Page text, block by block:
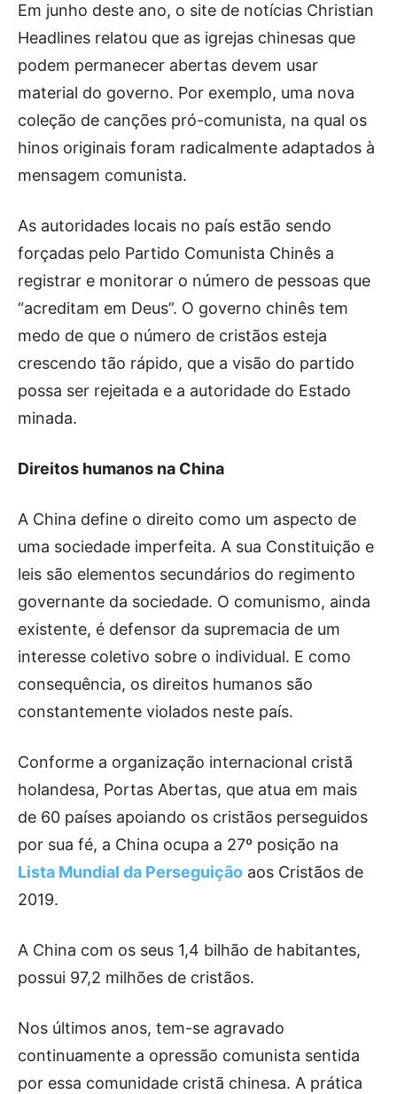
Em junho deste ano, o site de notícias Christian
Headlines relatou que as igrejas chinesas que
podem permanecer abertas devem usar
material do governo. Por exemplo, uma nova
coleção de canções pró-comunista, na qual os
hinos originais foram radicalmente adaptados à
mensagem comunista.
As autoridades locais no país estão sendo
forçadas pelo Partido Comunista Chinês a
registrar e monitorar o número de pessoas que
“acreditam em Deus”. O governo chinês tem
medo de que o número de cristãos esteja
crescendo tão rápido, que a visão do partido
possa ser rejeitada e a autoridade do Estado
minada.
Direitos humanos na China
A China define o direito como um aspecto de
uma sociedade imperfeita. A sua Constituição e
leis são elementos secundários do regimento
governante da sociedade. O comunismo, ainda
existente, é defensor da supremacia de um
interesse coletivo sobre o individual. E como
consequência, os direitos humanos são
constantemente violados neste país.
Conforme a organização internacional cristã
holandesa, Portas Abertas, que atua em mais
de 60 países apoiando os cristãos perseguidos
por sua fé, a China ocupa a 27º posição na
Lista Mundial da Perseguição aos Cristãos de
2019.
A China com os seus 1,4 bilhão de habitantes,
possui 97,2 milhões de cristãos.
Nos últimos anos, tem-se agravado
continuamente a opressão comunista sentida
por essa comunidade cristã chinesa. A prática